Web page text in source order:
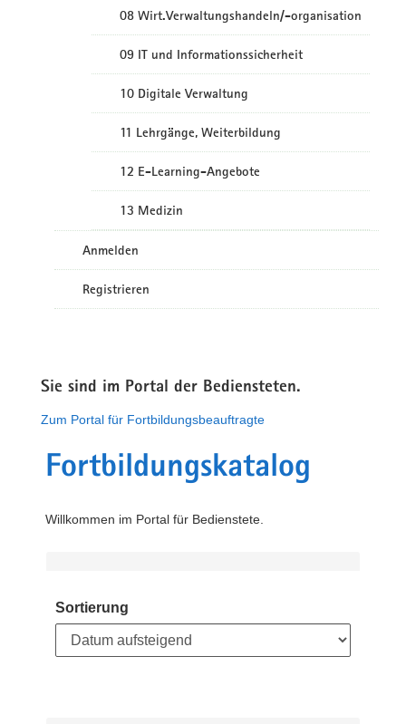
08 Wirt.Verwaltungshandeln/-organisation
09 IT und Informationssicherheit
10 Digitale Verwaltung
11 Lehrgänge, Weiterbildung
12 E-Learning-Angebote
13 Medizin
Anmelden
Registrieren
Sie sind im Portal der Bediensteten.
Zum Portal für Fortbildungsbeauftragte
Fortbildungskatalog
Willkommen im Portal für Bedienstete.
Sortierung